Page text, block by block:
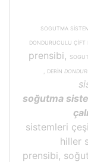
SOGUTMA
DONDURUCULU ÇİFT
prensibi,
, DERİN
soğutma
sistemleri
hiller
prensibi,